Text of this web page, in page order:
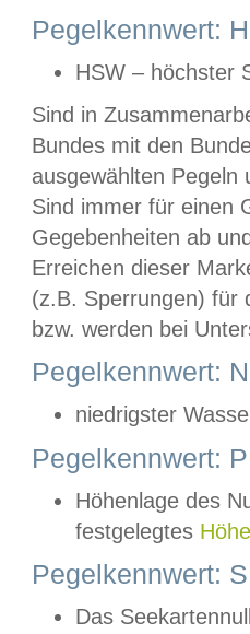
Pegelkennwert:
HSW – höchster
Sind in
Bundes mit den
ausgewählten
Sind immer für einen
Gegebenheiten ab
Erreichen dieser
(z.B. Sperrungen) für
bzw. werden bei
Pegelkennwert:
niedrigster
Pegelkennwert:
Höhenlage des
festgelegtes
Pegelkennwert:
Das